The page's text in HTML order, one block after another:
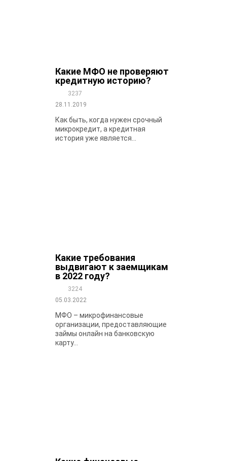
Какие МФО не проверяют
кредитную историю?
3237
28.11.2019
Как быть, когда нужен срочный
микрокредит, а кредитная
история уже является...
Какие требования
выдвигают к заемщикам
в 2022 году?
3224
05.03.2022
МФО – микрофинансовые
организации, предоставляющие
займы онлайн на банковскую
карту...